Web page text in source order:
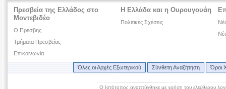
Πρεσβεία της Ελλάδος στο
Μοντεβιδέο
O Πρέσβης
Τμήματα Πρεσβείας
Επικοινωνία
Η Ελλάδα και η Ουρουγουάη
Πολιτικές Σχέσεις
Όλες οι Αρχές Εξωτερικού Σύνθετη Αναζήτηση Όροι
Ο Ιστότοπος αναπτύχθηκε με χρήση του ελεύθερου